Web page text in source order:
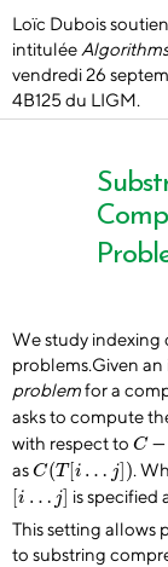
Loïc Dubois
intitulée
vendredi 26
4B125 du LIGM.
We study indexing
problems.Given
problemfor a
asks to compute
with respect to C
C—
asC(T[i … j])
C(T[i… .
[i … j]
[ i…
is specified
This setting allows
to substring